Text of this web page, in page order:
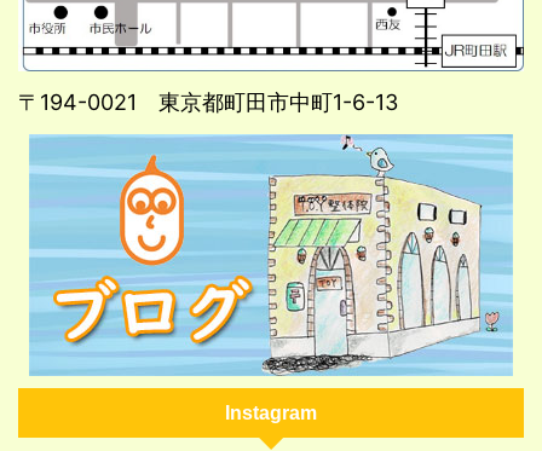
〒194-0021 東京都町田市中町1-6-13
Instagram